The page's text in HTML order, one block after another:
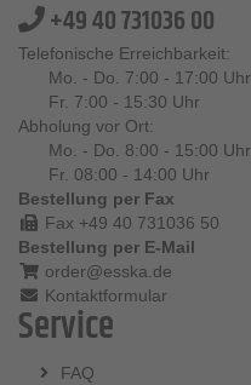
+49 40 731036 00
Telefonische Erreichbarkeit:
Mo. - Do. 7:00 - 17:00 Uhr
Fr. 7:00 - 15:30 Uhr
Abholung vor Ort:
Mo. - Do. 8:00 - 15:00 Uhr
Fr. 08:00 - 14:00 Uhr
Bestellung per Fax
Fax +49 40 731036 50
Bestellung per E-Mail
order@esska.de
Kontaktformular
Service
FAQ